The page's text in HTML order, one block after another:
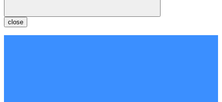
close